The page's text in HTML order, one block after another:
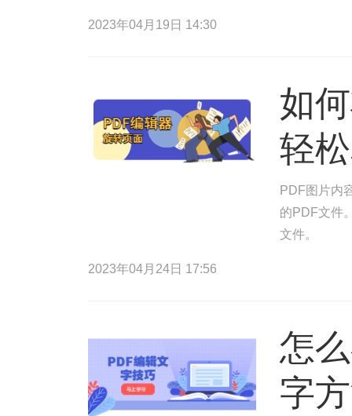
2023年04月19日 14:30
如
轻
PDF图片内
的PDF文件
文件。
2023年04月24日 17:56
怎
字